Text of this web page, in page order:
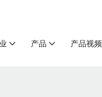
产品 产品视频